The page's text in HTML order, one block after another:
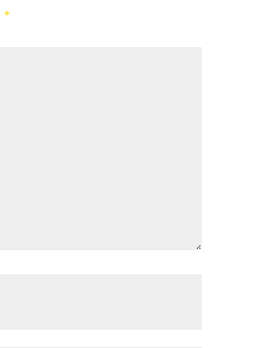
*